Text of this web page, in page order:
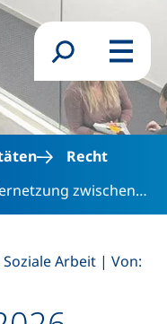
zum Inhalt
Suchformular
Menü
Recht
zwischen…
Arbeit | Von: